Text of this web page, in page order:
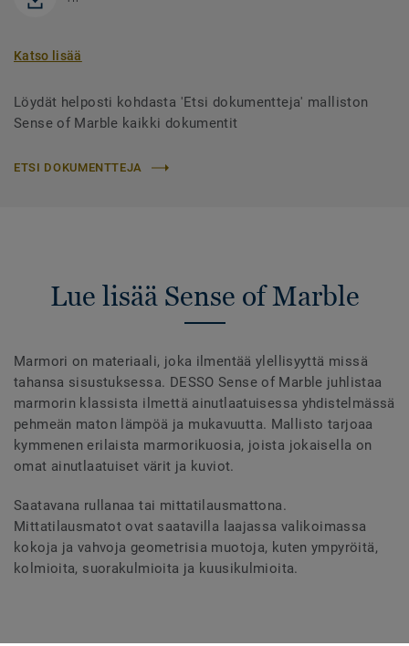
Katso lisää
Löydät helposti kohdasta 'Etsi dokumentteja' malliston
Sense of Marble kaikki dokumentit
ETSI DOKUMENTTEJA
Lue lisää Sense of Marble
Marmori on materiaali, joka ilmentää ylellisyyttä missä
tahansa sisustuksessa. DESSO Sense of Marble juhlistaa
marmorin klassista ilmettä ainutlaatuisessa yhdistelmässä
pehmeän maton lämpöä ja mukavuutta. Mallisto tarjoaa
kymmenen erilaista marmorikuosia, joista jokaisella on
omat ainutlaatuiset värit ja kuviot.
Saatavana rullanaa tai mittatilausmattona.
Mittatilausmatot ovat saatavilla laajassa valikoimassa
kokoja ja vahvoja geometrisia muotoja, kuten ympyröitä,
kolmioita, suorakulmioita ja kuusikulmioita.